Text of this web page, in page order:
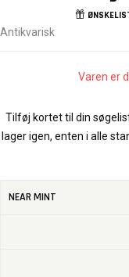
Antikvarisk
Varen er
Tilføj kortet til din
lager igen, enten i alle
NEAR MINT